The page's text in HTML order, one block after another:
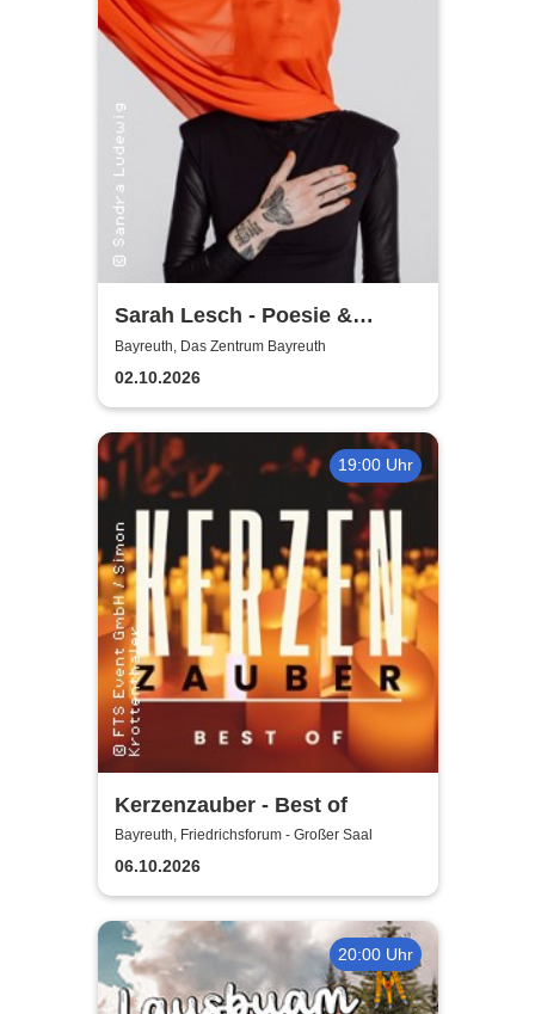
Sarah Lesch - Poesie &
Widerstand Tour
Bayreuth, Das Zentrum Bayreuth
02.10.2026
19:00 Uhr
Kerzenzauber - Best of
Bayreuth, Friedrichsforum - Großer Saal
06.10.2026
20:00 Uhr